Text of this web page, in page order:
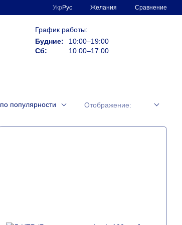
Укр Рус Желания Сравнение
График работы:
Будние:
10:00–19:00
Сб:
10:00–17:00
по популярности Отображение: